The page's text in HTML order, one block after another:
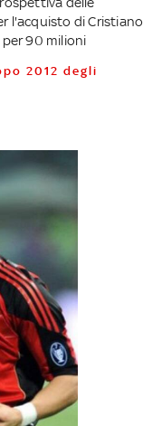
l'acquisto di Cristiano
per 90 milioni